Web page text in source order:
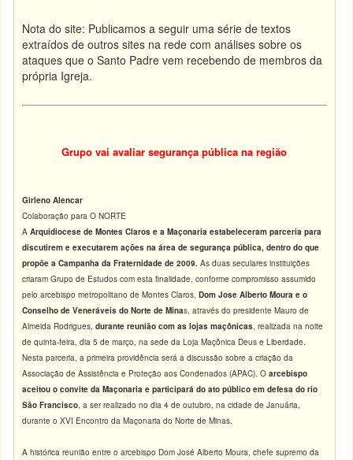
Nota do site: Publicamos a seguir uma série de textos
extraídos de outros sites na rede com análises sobre os
ataques que o Santo Padre vem recebendo de membros da
própria Igreja.
Grupo vai avaliar segurança pública na região
Girleno Alencar
Colaboração para O NORTE
AArquidiocese de Montes Claros e a Maçonaria estabeleceram parceria para
discutirem e executarem ações na área de segurança pública, dentro do que
propõe a Campanha da Fraternidade de 2009. As duas seculares instituições
criaram Grupo de Estudos com esta finalidade, conforme compromisso assumido
pelo arcebispo metropolitano de Montes Claros,Dom Jose Alberto Moura e o
Conselho de Veneráveis do Norte de Minas, através do presidente Mauro de
Almeida Rodrigues,durante reunião com as lojas maçônicas, realizada na noite
de quinta-feira, dia 5 de março, na sede da Loja Maçônica Deus e Liberdade.
Nesta parceria, a primeira providência será a discussão sobre a criação da
Associação de Assistência e Proteção aos Condenados (APAC). Oarcebispo
aceitou o convite da Maçonaria e participará do ato público em defesa do rio
São Francisco, a ser realizado no dia 4 de outubro, na cidade de Januária,
durante o XVI Encontro da Maçonaria do Norte de Minas.
A histórica reunião entre o arcebispo Dom José Alberto Moura, chefe supremo da